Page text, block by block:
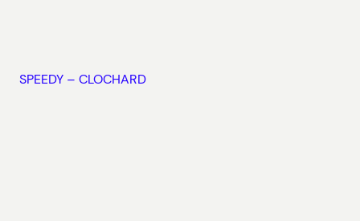
SPEEDY – CLOCHARD